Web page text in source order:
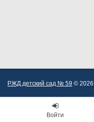
РЖД детский сад № 59 © 2026
Войти